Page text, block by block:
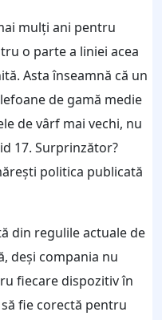
mulți ani pentru
o parte a liniei acea
Asta înseamnă că un
de gamă medie
de vârf mai vechi, nu
17. Surprinzător?
politica publicată
din regulile actuale de
deși compania nu
fiecare dispozitiv în
fie corectă pentru